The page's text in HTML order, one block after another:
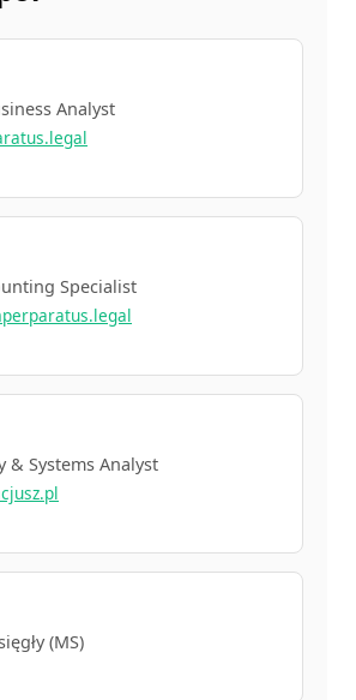
Analyst
Specialist
& Systems Analyst
(MS)